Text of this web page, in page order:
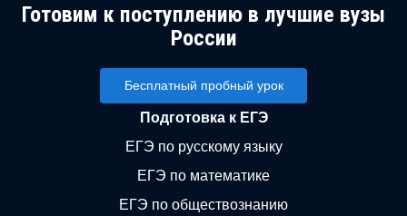
Готовим к поступлению в лучшие вузы
России
Бесплатный пробный урок
Подготовка к ЕГЭ
ЕГЭ по русскому языку
ЕГЭ по математике
ЕГЭ по обществознанию